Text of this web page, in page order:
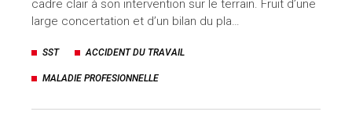
cadre clair à son intervention sur le terrain. Fruit d’une
large concertation et d’un bilan du pla…
SST ACCIDENT DU TRAVAIL
MALADIE PROFESIONNELLE